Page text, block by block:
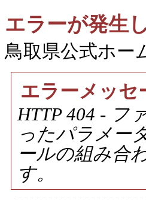
エラーが発生
鳥取県公式ホー
エラーメッセ
HTTP 404 - フ
ったパラメー
ールの組み合
す。